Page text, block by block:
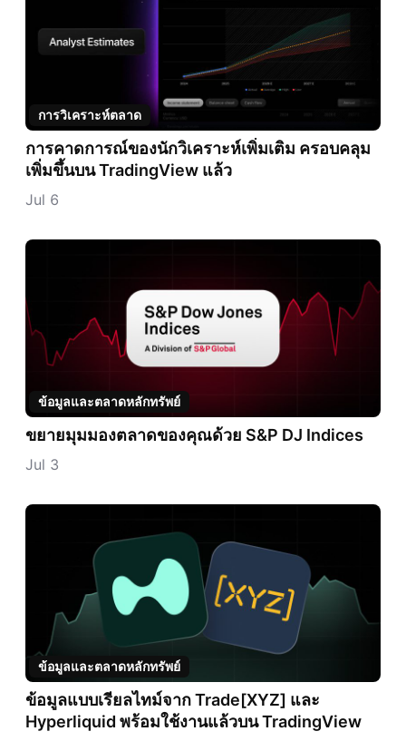
การวิเคราะห์ตลาด
การคาดการณ์ของนักวิเคราะห์เพิ่มเติม ครอบคลุม
เพิ่มขึ้นบน TradingView แล้ว
Jul 6
ข้อมูลและตลาดหลักทรัพย์
ขยายมุมมองตลาดของคุณด้วย S&P DJ Indices
Jul 3
ข้อมูลและตลาดหลักทรัพย์
ข้อมูลแบบเรียลไทม์จาก Trade[XYZ] และ
Hyperliquid พร้อมใช้งานแล้วบน TradingView